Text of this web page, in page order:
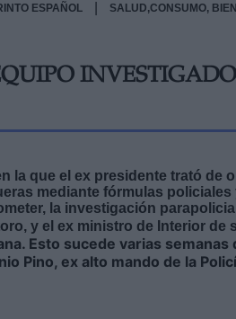
ESPAÑOL SALUD,CONSUMO,
la que el ex presidente trató de
mediante fórmulas
la investigación
y el ex ministro de Interior de
Esto sucede varias
Pino, ex alto mando de la